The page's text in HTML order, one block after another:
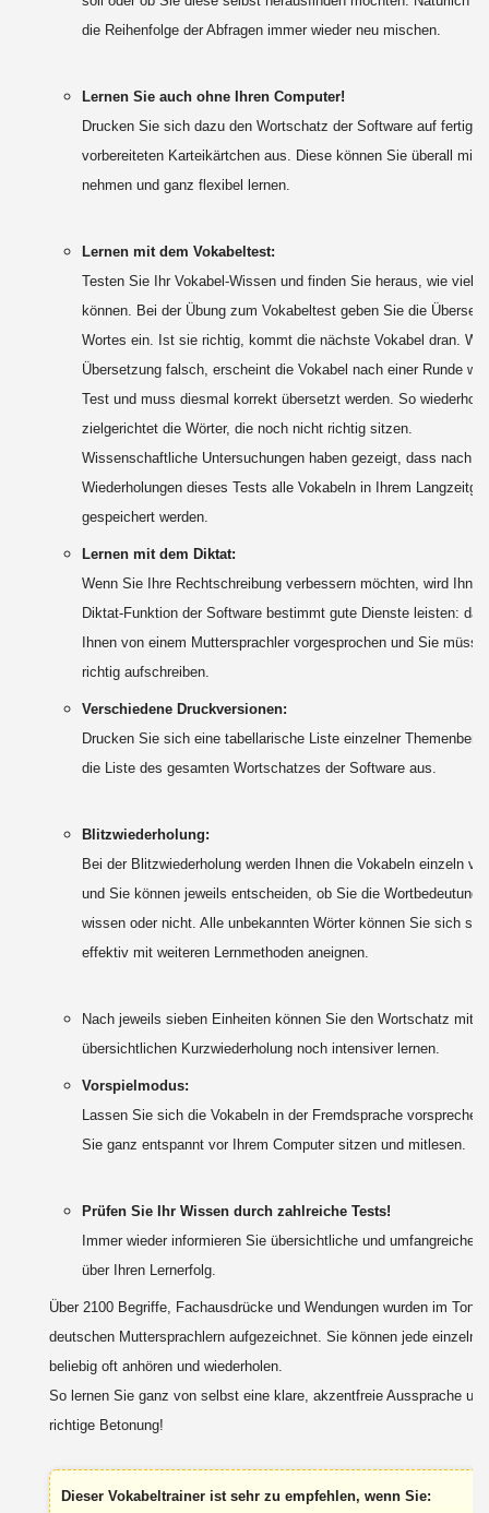
die Reihenfolge der Abfragen immer wieder neu mischen.
Lernen Sie auch ohne Ihren Computer!
Drucken Sie sich dazu den Wortschatz der Software auf fertig
vorbereiteten Karteikärtchen aus. Diese können Sie überall mit
nehmen und ganz flexibel lernen.
Lernen mit dem Vokabeltest:
Testen Sie Ihr Vokabel-Wissen und finden Sie heraus, wie viel
können. Bei der Übung zum Vokabeltest geben Sie die
Wortes ein. Ist sie richtig, kommt die nächste Vokabel dran.
Übersetzung falsch, erscheint die Vokabel nach einer Runde
Test und muss diesmal korrekt übersetzt werden. So
zielgerichtet die Wörter, die noch nicht richtig sitzen.
Wissenschaftliche Untersuchungen haben gezeigt, dass nach
Wiederholungen dieses Tests alle Vokabeln in Ihrem
gespeichert werden.
Lernen mit dem Diktat:
Wenn Sie Ihre Rechtschreibung verbessern möchten, wird
Diktat-Funktion der Software bestimmt gute Dienste leisten:
Ihnen von einem Muttersprachler vorgesprochen und Sie
richtig aufschreiben.
Verschiedene Druckversionen:
Drucken Sie sich eine tabellarische Liste einzelner
die Liste des gesamten Wortschatzes der Software aus.
Blitzwiederholung:
Bei der Blitzwiederholung werden Ihnen die Vokabeln einzeln
und Sie können jeweils entscheiden, ob Sie die Wortbedeutung
wissen oder nicht. Alle unbekannten Wörter können Sie sich
effektiv mit weiteren Lernmethoden aneignen.
Nach jeweils sieben Einheiten können Sie den Wortschatz mit
übersichtlichen Kurzwiederholung noch intensiver lernen.
Vorspielmodus:
Lassen Sie sich die Vokabeln in der Fremdsprache vorsprechen
Sie ganz entspannt vor Ihrem Computer sitzen und mitlesen.
Prüfen Sie Ihr Wissen durch zahlreiche Tests!
Immer wieder informieren Sie übersichtliche und umfangreiche
über Ihren Lernerfolg.
Über 2100 Begriffe, Fachausdrücke und Wendungen wurden im
deutschen Muttersprachlern aufgezeichnet. Sie können jede einzelne
beliebig oft anhören und wiederholen.
So lernen Sie ganz von selbst eine klare, akzentfreie Aussprache
richtige Betonung!
Dieser Vokabeltrainer ist sehr zu empfehlen, wenn Sie: